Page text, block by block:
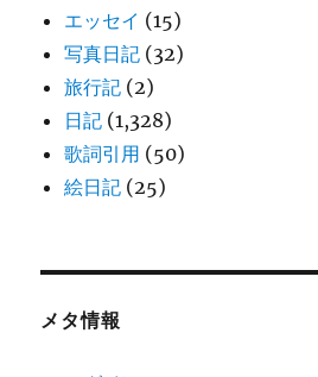
エッセイ (15)
写真日記 (32)
旅行記 (2)
日記 (1,328)
歌詞引用 (50)
絵日記 (25)
メタ情報